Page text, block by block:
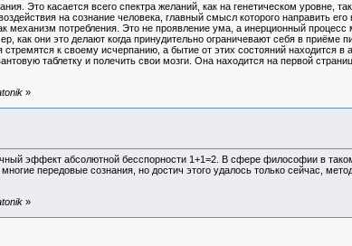
Это касается всего спектра желаний, как на генетическом уровне,
на сознание человека, главный смысл которого направить
потребления. Это не проявление ума, а инерционный
как они это делают когда принудительно ограничевают себя в приёме
к своему исчерпанию, а бытие от этих состояний находится в
таблетку и полечить свои мозги. Она находится на первой
»
эффект абсолютной бесспорности 1+1=2. В сфере философии в
передовые сознания, но достич этого удалось только сейчас,
»